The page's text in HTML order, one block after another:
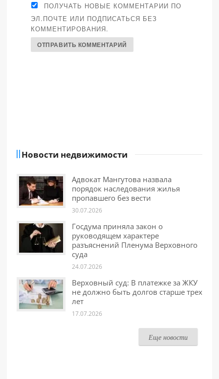
ПОЛУЧАТЬ НОВЫЕ КОММЕНТАРИИ ПО
ЭЛ.ПОЧТЕ ИЛИ ПОДПИСАТЬСЯ БЕЗ
КОММЕНТИРОВАНИЯ.
Новости недвижимости
Адвокат Мангутова назвала
порядок наследования жилья
пропавшего без вести
30.07.2026
Госдума приняла закон о
руководящем характере
разъяснений Пленума Верховного
суда
24.07.2026
Верховный суд: В платежке за ЖКУ
не должно быть долгов старше трех
лет
17.07.2026
Еще новости